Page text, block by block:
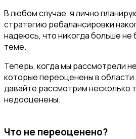
В любом случае, я лично
стратегию ребалансировки
надеюсь, что никогда больше не
теме.
Теперь, когда мы рассмотрели
которые переоценены в области
давайте рассмотрим несколько
недооценены.
Что не переоценено?